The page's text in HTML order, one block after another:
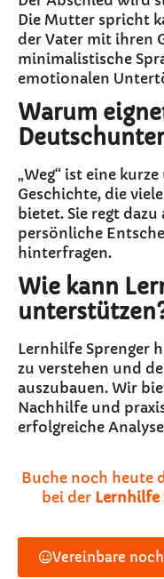
Die Mutter spricht
der Vater mit ihren
minimalistische
emotionalen
Warum
„Weg“ ist eine
Geschichte, die
bietet. Sie regt
persönliche
hinterfragen.
Wie kann
Lernhilfe Sprenger
zu verstehen und
auszubauen. Wir
Nachhilfe und
erfolgreiche
Buche noch heute
bei der Lernhilfe
Vereinbare